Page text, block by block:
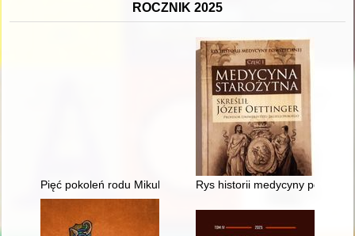
ROCZNIK 2025
Pięć pokoleń rodu Mikulskich. T. 1Rys historii medycyny